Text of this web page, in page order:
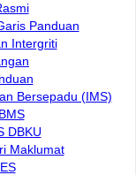
Panduan
Intergriti
Bersepadu (IMS)
DBKU
Maklumat
e-Submission
e-Tender
e-ServiceKu
OPAC
Paybills
Mobile SMS
Plan Registration
Enquiry
Talikhidmat